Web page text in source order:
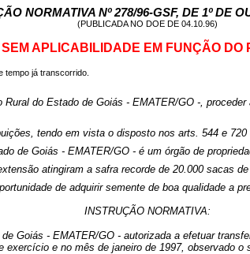
NORMATIVA Nº 278/96-GSF, DE 1º DE
(PUBLICADA NO DOE DE 04.10.96)
SEM APLICABILIDADE EM FUNÇÃO DO
tempo já transcorrido.
do Estado de Goiás - EMATER/GO -,
tendo em vista o disposto nos arts. 544 e 720
de Goiás - EMATER/GO - é um órgão de
atingiram a safra recorde de 20.000 sacas
de adquirir semente de boa qualidade a
INSTRUÇÃO NORMATIVA:
Goiás - EMATER/GO - autorizada a efetuar
e no mês de janeiro de 1997, observado o